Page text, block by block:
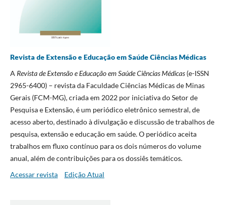
Revista de Extensão e Educação em Saúde Ciências Médicas
A Revista de Extensão e Educação em Saúde Ciências Médicas (e-ISSN
2965-6400) – revista da Faculdade Ciências Médicas de Minas
Gerais (FCM-MG), criada em 2022 por iniciativa do Setor de
Pesquisa e Extensão, é um periódico eletrônico semestral, de
acesso aberto, destinado à divulgação e discussão de trabalhos de
pesquisa, extensão e educação em saúde. O periódico aceita
trabalhos em fluxo contínuo para os dois números do volume
anual, além de contribuições para os dossiês temáticos.
Acessar revista
Edição Atual